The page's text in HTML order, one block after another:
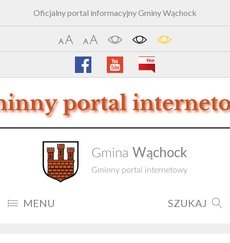
Oficjalny portal informacyjny Gminy Wąchock
Gmina Wąchock
Gminny portal internetowy
MENU SZUKAJ